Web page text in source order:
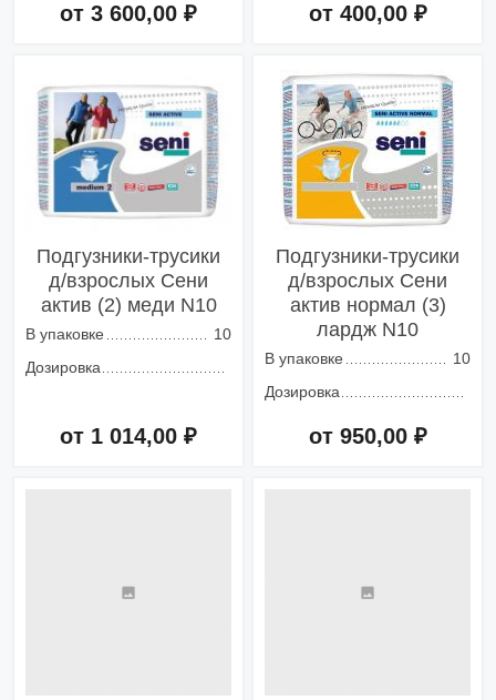
от 3 600,00 ₽ от 400,00 ₽
Подгузники-трусики
д/взрослых Сени
актив (2) меди N10
В упаковке
10
Дозировка
от 1 014,00 ₽
Подгузники-трусики
д/взрослых Сени
актив нормал (3)
лардж N10
В упаковке
10
Дозировка
от 950,00 ₽